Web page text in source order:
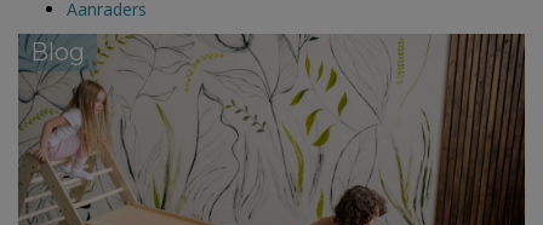
Aanraders
Blog